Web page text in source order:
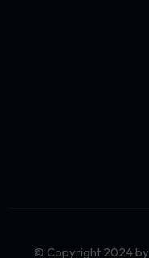
© Copyright 2024 by